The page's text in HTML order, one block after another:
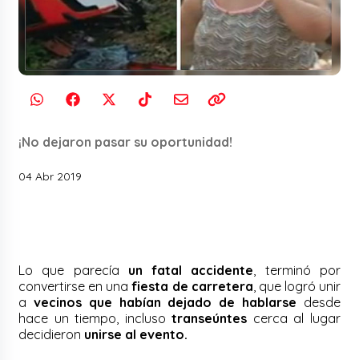
¡No dejaron pasar su oportunidad!
04 Abr 2019
Lo que parecía un fatal accidente , terminó por
convertirse en unafiesta de carretera , que logró unir
avecinos que habían dejado de hablarse desde
hace un tiempo, inclusotranseúntes cerca al lugar
decidieron unirse al evento.